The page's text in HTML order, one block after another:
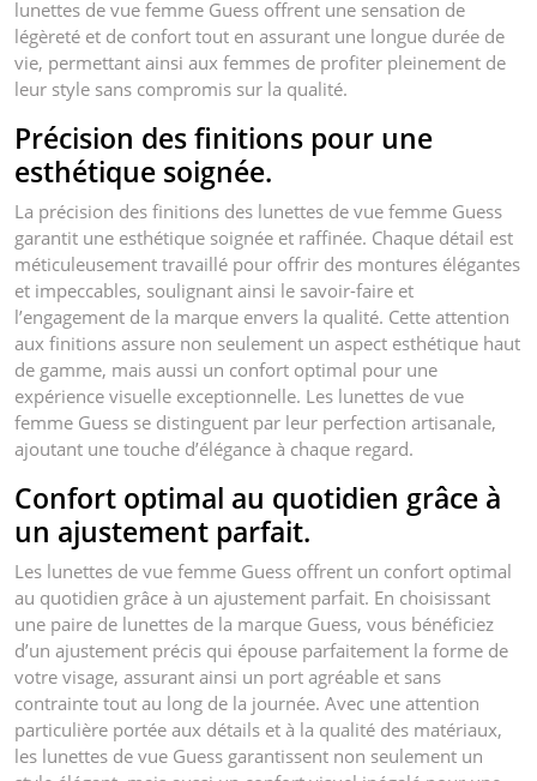
lunettes de vue femme Guess offrent une sensation de
légèreté et de confort tout en assurant une longue durée de
vie, permettant ainsi aux femmes de profiter pleinement de
leur style sans compromis sur la qualité.
Précision des finitions pour une
esthétique soignée.
La précision des finitions des lunettes de vue femme Guess
garantit une esthétique soignée et raffinée. Chaque détail est
méticuleusement travaillé pour offrir des montures élégantes
et impeccables, soulignant ainsi le savoir-faire et
l’engagement de la marque envers la qualité. Cette attention
aux finitions assure non seulement un aspect esthétique haut
de gamme, mais aussi un confort optimal pour une
expérience visuelle exceptionnelle. Les lunettes de vue
femme Guess se distinguent par leur perfection artisanale,
ajoutant une touche d’élégance à chaque regard.
Confort optimal au quotidien grâce à
un ajustement parfait.
Les lunettes de vue femme Guess offrent un confort optimal
au quotidien grâce à un ajustement parfait. En choisissant
une paire de lunettes de la marque Guess, vous bénéficiez
d’un ajustement précis qui épouse parfaitement la forme de
votre visage, assurant ainsi un port agréable et sans
contrainte tout au long de la journée. Avec une attention
particulière portée aux détails et à la qualité des matériaux,
les lunettes de vue Guess garantissent non seulement un